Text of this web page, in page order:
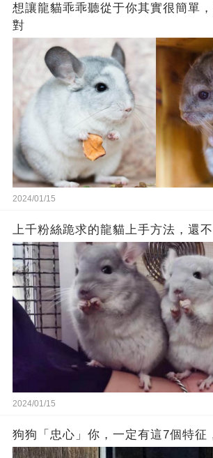
想讓龍貓乖乖聽從于你其實很簡單
對
2024/01/15
上千粉絲跪求的龍貓上手方法，還不
2024/01/15
狗狗「忠心」你，一定有這7個特征